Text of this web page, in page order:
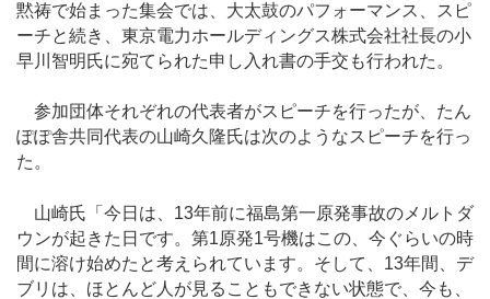
黙祷で始まった集会では、大太鼓のパフォーマンス、スピ
ーチと続き、東京電力ホールディングス株式会社社長の小
早川智明氏に宛てられた申し入れ書の手交も行われた。
参加団体それぞれの代表者がスピーチを行ったが、たん
ぽぽ舎共同代表の山崎久隆氏は次のようなスピーチを行っ
た。
山崎氏「今日は、13年前に福島第一原発事故のメルトダ
ウンが起きた日です。第1原発1号機はこの、今ぐらいの時
間に溶け始めたと考えられています。そして、13年間、デ
ブリは、ほとんど人が見ることもできない状態で、今も、